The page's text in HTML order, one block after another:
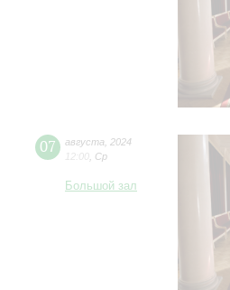
07 августа
2024
12:00 Ср
Большой зал